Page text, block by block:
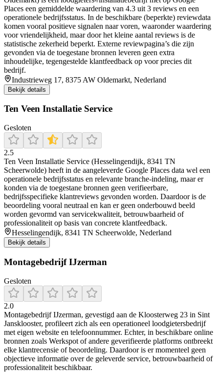
Places een gemiddelde waardering van 4.3 uit 3 reviews en een
operationele bedrijfsstatus. In de beschikbare (beperkte) reviewdata
komen vooral positieve signalen naar voren, waaronder waardering
voor vriendelijkheid, maar door het kleine aantal reviews is de
statistische zekerheid beperkt. Externe reviewpagina’s die zijn
gevonden via de toegestane bronnen leveren geen extra
inhoudelijke, tegengestelde klantfeedback op voor precies dit
bedrijf.
Industrieweg 17, 8375 AW Oldemarkt, Nederland
Bekijk details
Ten Veen Installatie Service
Gesloten
2.5
Ten Veen Installatie Service (Hesselingendijk, 8341 TN
Scheerwolde) heeft in de aangeleverde Google Places data wel een
operationele bedrijfsstatus en relevante branche-indeling, maar er
konden via de toegestane bronnen geen verifieerbare,
bedrijfsspecifieke klantreviews gevonden worden. Daardoor is de
beoordeling vooral neutraal en kan er geen onderbouwd beeld
worden gevormd van servicekwaliteit, betrouwbaarheid of
professionaliteit op basis van concrete klantfeedback.
Hesselingendijk, 8341 TN Scheerwolde, Nederland
Bekijk details
Montagebedrijf IJzerman
Gesloten
2.0
Montagebedrijf IJzerman, gevestigd aan de Kloosterweg 23 in Sint
Jansklooster, profileert zich als een operationeel loodgietersbedrijf
met eigen website en telefoonnummer. Echter, in beschikbare online
bronnen zoals Werkspot of andere geverifieerde platforms ontbreekt
elke klantrecensie of beoordeling. Daardoor is er momenteel geen
objectieve informatie over de geleverde service, betrouwbaarheid of
professionaliteit beschikbaar.